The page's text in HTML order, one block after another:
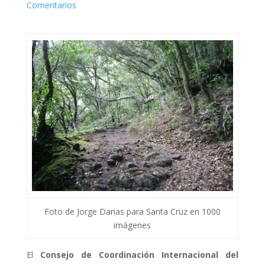
Comentarios
Foto de Jorge Darias para Santa Cruz en 1000
imágenes
El Consejo de Coordinación Internacional del